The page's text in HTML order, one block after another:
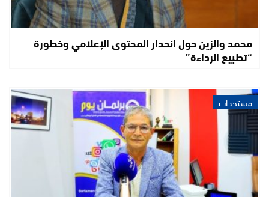
محمد والزين حول انحدار المحتوى الإعلامي وخطورة
“تطبيع الرداءة”
مستجدات